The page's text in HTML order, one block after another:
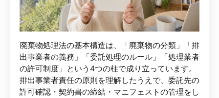
廃棄物処理法の基本構造は、「廃棄物の分類」「排
出事業者の義務」「委託処理のルール」「処理業者
の許可制度」という4つの柱で成り立っています。
排出事業者責任の原則を理解したうえで、委託先の
許可確認・契約書の締結・マニフェストの管理をし